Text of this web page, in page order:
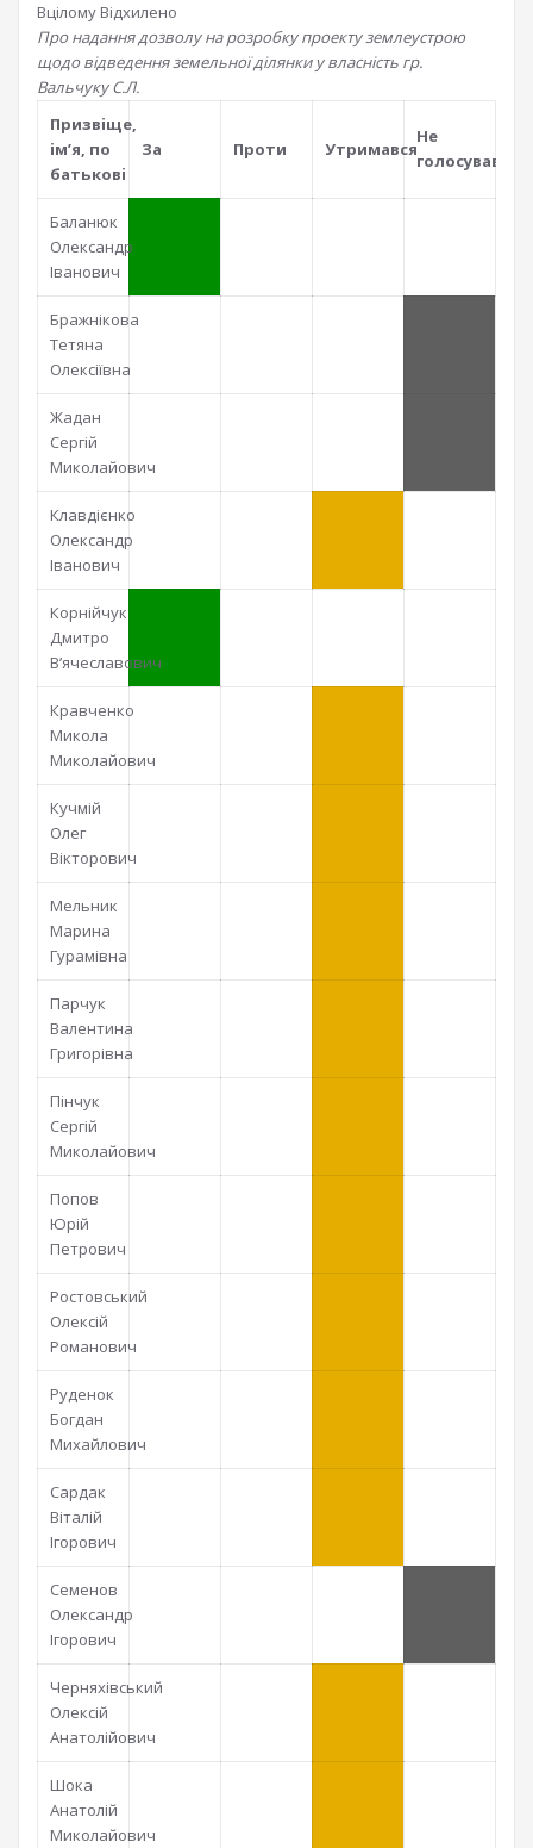
Вцілому Відхилено
Про надання дозволу на розробку проекту землеустрою
щодо відведення земельної ділянки у власність гр.
Вальчуку С.Л.
Призвiще,
iм’я, по
батьковi
За Проти Утримався
Не
голосував
Баланюк
Олександр
Іванович
Бражнікова
Тетяна
Олексіївна
Жадан
Сергій
Миколайович
Клавдієнко
Олександр
Іванович
Корнійчук
Дмитро
В’ячеславович
Кравченко
Микола
Миколайович
Кучмій
Олег
Вікторович
Мельник
Марина
Гурамівна
Парчук
Валентина
Григорівна
Пінчук
Сергій
Миколайович
Попов
Юрій
Петрович
Ростовський
Олексій
Романович
Руденок
Богдан
Михайлович
Сардак
Віталій
Ігорович
Семенов
Олександр
Ігорович
Черняхівський
Олексій
Анатолійович
Шока
Анатолій
Миколайович